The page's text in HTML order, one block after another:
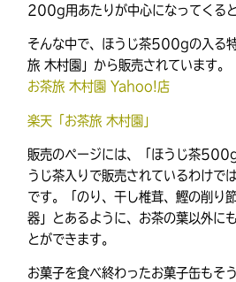
200g用あたりが中心になってくると
そんな中で、ほうじ茶500gの入る
旅 木村園」から販売されています。
お茶旅 木村園 Yahoo!店
楽天「お茶旅 木村園」
販売のページには、「ほうじ茶
うじ茶入りで販売されているわけで
です。「のり、干し椎茸、鰹の削り
器」とあるように、お茶の葉以外に
とができます。
お菓子を食べ終わったお菓子缶もそ